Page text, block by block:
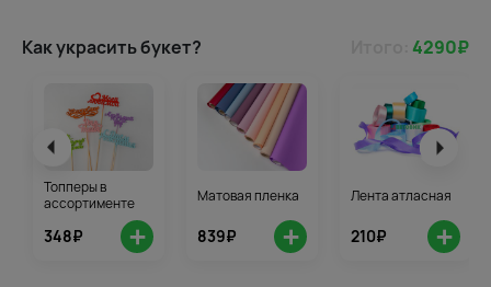
Как украсить букет? 4290₽
Топперы в
ассортименте
348₽ +
Матовая пленка
839₽ +
Лента атласная
210₽ +